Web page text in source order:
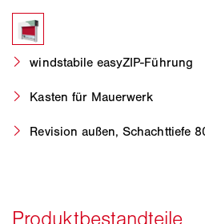
windstabile easyZIP-Führung
Kasten für Mauerwerk
Revision außen, Schachttiefe